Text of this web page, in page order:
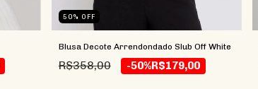
50% OFF
Blusa Decote Arrendondado Slub Off White
R$358,00 -50%R$179,00